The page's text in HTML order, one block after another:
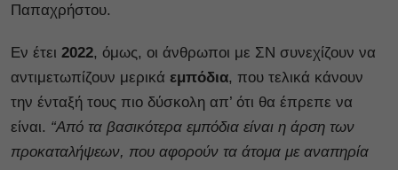
Παπαχρήστου.
Εν έτει 2022, όμως, οι άνθρωποι με ΣΝ συνεχίζουν να
αντιμετωπίζουν μερικά εμπόδια, που τελικά κάνουν
την ένταξή τους πιο δύσκολη απ’ ότι θα έπρεπε να
είναι. “Από τα βασικότερα εμπόδια είναι η άρση των
προκαταλήψεων, που αφορούν τα άτομα με αναπηρία